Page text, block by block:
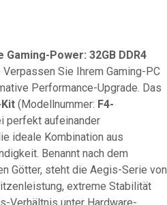
Power: 32GB DDR4
Verpassen Sie Ihrem Gaming-PC
Performance-Upgrade. Das
Kit(Modellnummer: F4-
perfekt aufeinander
ideale Kombination aus
Benannt nach dem
Götter, steht die Aegis-Serie von
extreme Stabilität